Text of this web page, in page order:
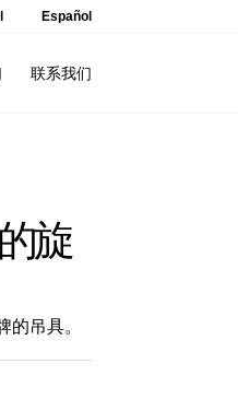
Español
联系我们
旋
吊具。